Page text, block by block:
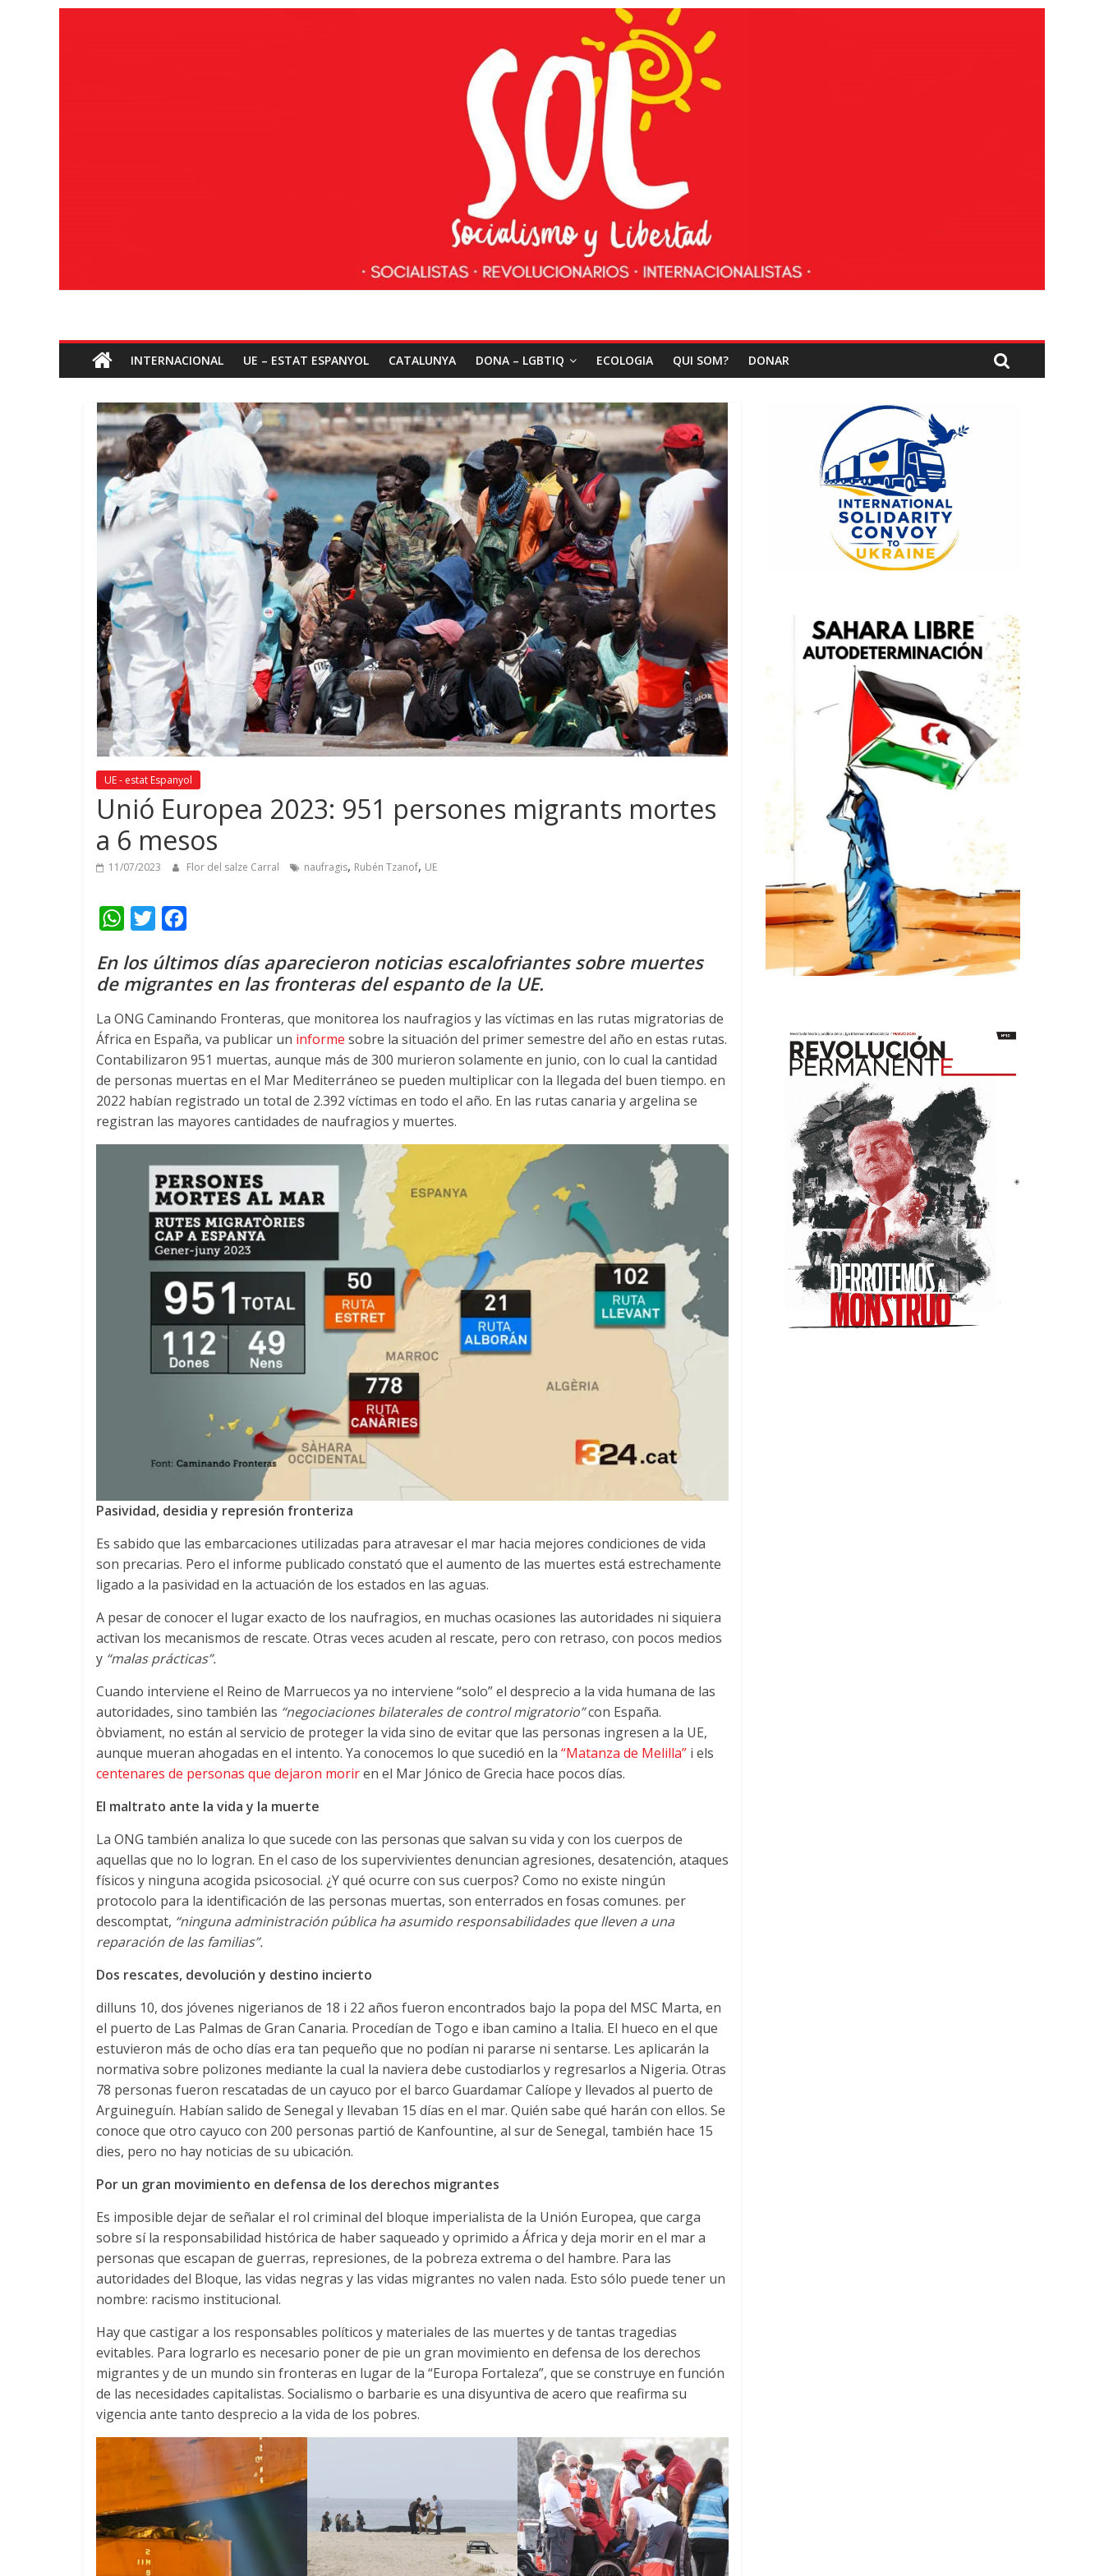
Socialisme
i
Llibertat
INTERNACIONAL UE – ESTAT ESPANYOL CATALUNYA DONA – LGBTIQ ECOLOGIA QUI SOM? DONAR
UE - estat Espanyol
Unió Europea 2023: 951 persones migrants mortes
a 6 mesos
11/07/2023 Flor del salze Carral naufragis, Rubén Tzanof, UE
W
a
t
s
A
p
p
i
t
t
e
r
c
e
b
o
o
k
En los últimos días aparecieron noticias escalofriantes sobre muertes
de migrantes en las fronteras del espanto de la UE.
La ONG Caminando Fronteras, que monitorea los naufragios y las víctimas en las rutas migratorias de
África en España, va publicar un informe sobre la situación del primer semestre del año en estas rutas.
Contabilizaron 951 muertas, aunque más de 300 murieron solamente en junio, con lo cual la cantidad
de personas muertas en el Mar Mediterráneo se pueden multiplicar con la llegada del buen tiempo. en
2022 habían registrado un total de 2.392 víctimas en todo el año. En las rutas canaria y argelina se
registran las mayores cantidades de naufragios y muertes.
Pasividad, desidia y represión fronteriza
Es sabido que las embarcaciones utilizadas para atravesar el mar hacia mejores condiciones de vida
son precarias. Pero el informe publicado constató que el aumento de las muertes está estrechamente
ligado a la pasividad en la actuación de los estados en las aguas.
A pesar de conocer el lugar exacto de los naufragios, en muchas ocasiones las autoridades ni siquiera
activan los mecanismos de rescate. Otras veces acuden al rescate, pero con retraso, con pocos medios
y “malas prácticas”.
Cuando interviene el Reino de Marruecos ya no interviene “solo” el desprecio a la vida humana de las
autoridades, sino también las “negociaciones bilaterales de control migratorio”con España.
òbviament, no están al servicio de proteger la vida sino de evitar que las personas ingresen a la UE,
aunque mueran ahogadas en el intento. Ya conocemos lo que sucedió en la “Matanza de Melilla” i els
centenares de personas que dejaron moriren el Mar Jónico de Grecia hace pocos días.
El maltrato ante la vida y la muerte
La ONG también analiza lo que sucede con las personas que salvan su vida y con los cuerpos de
aquellas que no lo logran. En el caso de los supervivientes denuncian agresiones, desatención, ataques
físicos y ninguna acogida psicosocial. ¿Y qué ocurre con sus cuerpos? Como no existe ningún
protocolo para la identificación de las personas muertas, son enterrados en fosas comunes. per
descomptat, “ninguna administración pública ha asumido responsabilidades que lleven a una
reparación de las familias”.
Dos rescates, devolución y destino incierto
dilluns 10, dos jóvenes nigerianos de 18 i 22 años fueron encontrados bajo la popa del MSC Marta, en
el puerto de Las Palmas de Gran Canaria. Procedían de Togo e iban camino a Italia. El hueco en el que
estuvieron más de ocho días era tan pequeño que no podían ni pararse ni sentarse. Les aplicarán la
normativa sobre polizones mediante la cual la naviera debe custodiarlos y regresarlos a Nigeria. Otras
78 personas fueron rescatadas de un cayuco por el barco Guardamar Calíope y llevados al puerto de
Arguineguín. Habían salido de Senegal y llevaban 15 días en el mar. Quién sabe qué harán con ellos. Se
conoce que otro cayuco con 200 personas partió de Kanfountine, al sur de Senegal, también hace 15
dies, pero no hay noticias de su ubicación.
Por un gran movimiento en defensa de los derechos migrantes
Es imposible dejar de señalar el rol criminal del bloque imperialista de la Unión Europea, que carga
sobre sí la responsabilidad histórica de haber saqueado y oprimido a África y deja morir en el mar a
personas que escapan de guerras, represiones, de la pobreza extrema o del hambre. Para las
autoridades del Bloque, las vidas negras y las vidas migrantes no valen nada. Esto sólo puede tener un
nombre: racismo institucional.
Hay que castigar a los responsables políticos y materiales de las muertes y de tantas tragedias
evitables. Para lograrlo es necesario poner de pie un gran movimiento en defensa de los derechos
migrantes y de un mundo sin fronteras en lugar de la “Europa Fortaleza”, que se construye en función
de las necesidades capitalistas. Socialismo o barbarie es una disyuntiva de acero que reafirma su
vigencia ante tanto desprecio a la vida de los pobres.